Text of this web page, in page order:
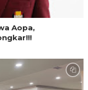
Aopa,